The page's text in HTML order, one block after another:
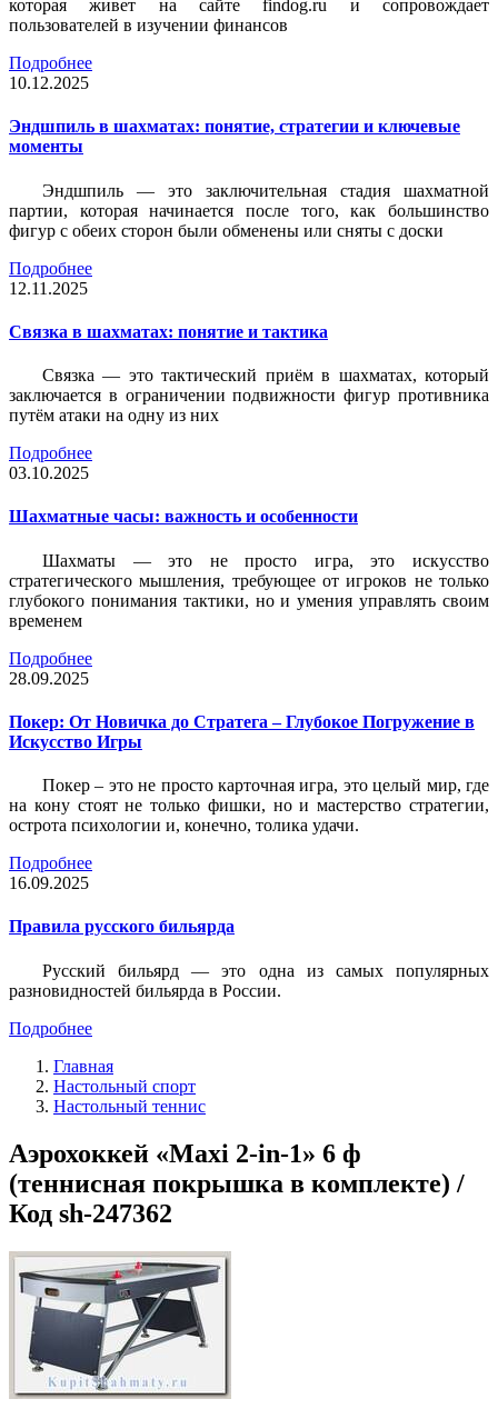
которая живет на сайте findog.ru и сопровождает
пользователей в изучении финансов
Подробнее
10.12.2025
Эндшпиль в шахматах: понятие, стратегии и ключевые
моменты
Эндшпиль — это заключительная стадия шахматной
партии, которая начинается после того, как большинство
фигур с обеих сторон были обменены или сняты с доски
Подробнее
12.11.2025
Связка в шахматах: понятие и тактика
Связка — это тактический приём в шахматах, который
заключается в ограничении подвижности фигур противника
путём атаки на одну из них
Подробнее
03.10.2025
Шахматные часы: важность и особенности
Шахматы — это не просто игра, это искусство
стратегического мышления, требующее от игроков не только
глубокого понимания тактики, но и умения управлять своим
временем
Подробнее
28.09.2025
Покер: От Новичка до Стратега – Глубокое Погружение в
Искусство Игры
Покер – это не просто карточная игра, это целый мир, где
на кону стоят не только фишки, но и мастерство стратегии,
острота психологии и, конечно, толика удачи.
Подробнее
16.09.2025
Правила русского бильярда
Русский бильярд — это одна из самых популярных
разновидностей бильярда в России.
Подробнее
Главная
Настольный спорт
Настольный теннис
Аэрохоккей «Maxi 2-in-1» 6 ф
(теннисная покрышка в комплекте) /
Код sh-247362